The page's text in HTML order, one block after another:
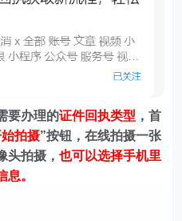
要办理的证件回执类型 ，首
拍摄”按钮，在线拍摄一张
头拍摄，也可以选择手机里
。